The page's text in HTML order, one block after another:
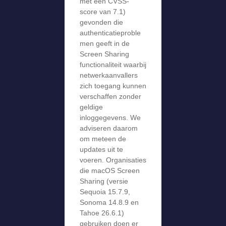
score van 7.1)
gevonden die
authenticatieproble
men geeft in de
Screen Sharing
functionaliteit waarbij
netwerkaanvallers
zich toegang kunnen
verschaffen zonder
geldige
inloggegevens. We
adviseren daarom
om meteen de
updates uit te
voeren. Organisaties
die macOS Screen
Sharing (versie
Sequoia 15.7.9,
Sonoma 14.8.9 en
Tahoe 26.6.1)
gebruiken doen er